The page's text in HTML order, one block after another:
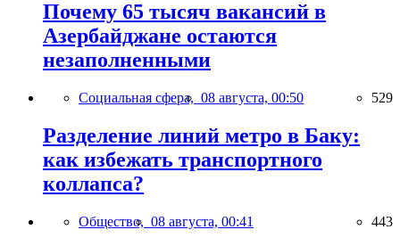
Почему 65 тысяч вакансий в
Азербайджане остаются
незаполненными
Социальная сфера, 08 августа, 00:50 529
Разделение линий метро в Баку:
как избежать транспортного
коллапса?
Общество, 08 августа, 00:41 443